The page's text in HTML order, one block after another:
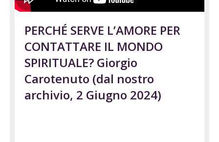
PERCHÉ SERVE L’AMORE PER
CONTATTARE IL MONDO
SPIRITUALE? Giorgio
Carotenuto (dal nostro
archivio, 2 Giugno 2024)